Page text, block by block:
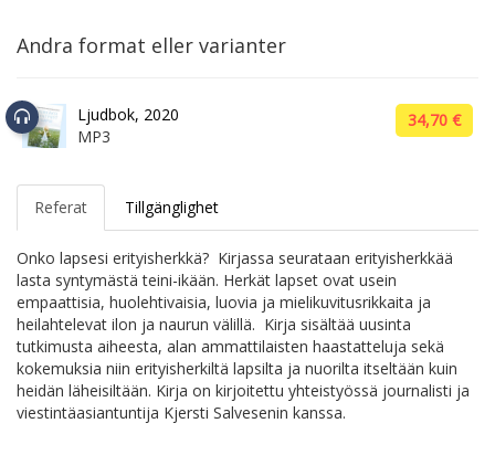
Andra format eller varianter
Ljudbok, 2020
MP3
34,70 €
Referat Tillgänglighet
Onko lapsesi erityisherkkä? Kirjassa seurataan erityisherkkää
lasta syntymästä teini-ikään. Herkät lapset ovat usein
empaattisia, huolehtivaisia, luovia ja mielikuvitusrikkaita ja
heilahtelevat ilon ja naurun välillä. Kirja sisältää uusinta
tutkimusta aiheesta, alan ammattilaisten haastatteluja sekä
kokemuksia niin erityisherkiltä lapsilta ja nuorilta itseltään kuin
heidän läheisiltään. Kirja on kirjoitettu yhteistyössä journalisti ja
viestintäasiantuntija Kjersti Salvesenin kanssa.